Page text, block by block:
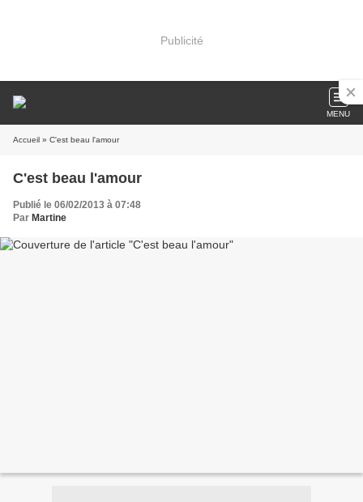
Publicité
MENU
Accueil » C'est beau l'amour
C'est beau l'amour
Publié le 06/02/2013 à 07:48
Par Martine